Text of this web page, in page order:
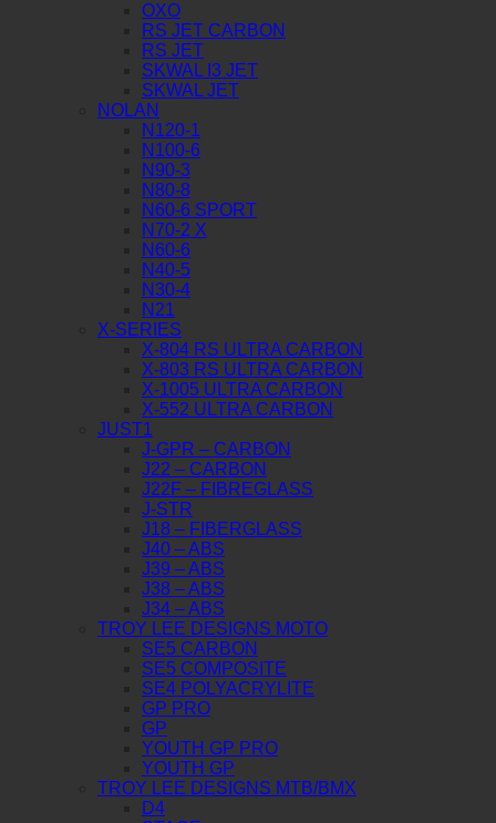
OXO
RS JET CARBON
RS JET
SKWAL I3 JET
SKWAL JET
NOLAN
N120-1
N100-6
N90-3
N80-8
N60-6 SPORT
N70-2 X
N60-6
N40-5
N30-4
N21
X-SERIES
X-804 RS ULTRA CARBON
X-803 RS ULTRA CARBON
X-1005 ULTRA CARBON
X-552 ULTRA CARBON
JUST1
J-GPR – CARBON
J22 – CARBON
J22F – FIBREGLASS
J-STR
J18 – FIBERGLASS
J40 – ABS
J39 – ABS
J38 – ABS
J34 – ABS
TROY LEE DESIGNS MOTO
SE5 CARBON
SE5 COMPOSITE
SE4 POLYACRYLITE
GP PRO
GP
YOUTH GP PRO
YOUTH GP
TROY LEE DESIGNS MTB/BMX
D4